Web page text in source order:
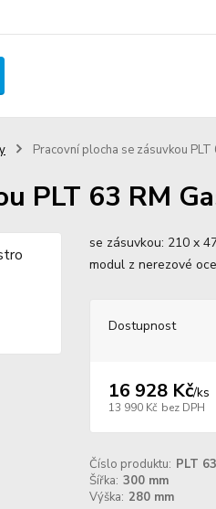
Pracovní plocha se zásuvkou
PLT 63 RM
se zásuvkou: 210 x
modul z nerezové
Dostupnost
16 928 Kč/ks
13 990 Kč bez DPH
Číslo produktu: PLT 63
Šířka: 300 mm
Výška: 280 mm